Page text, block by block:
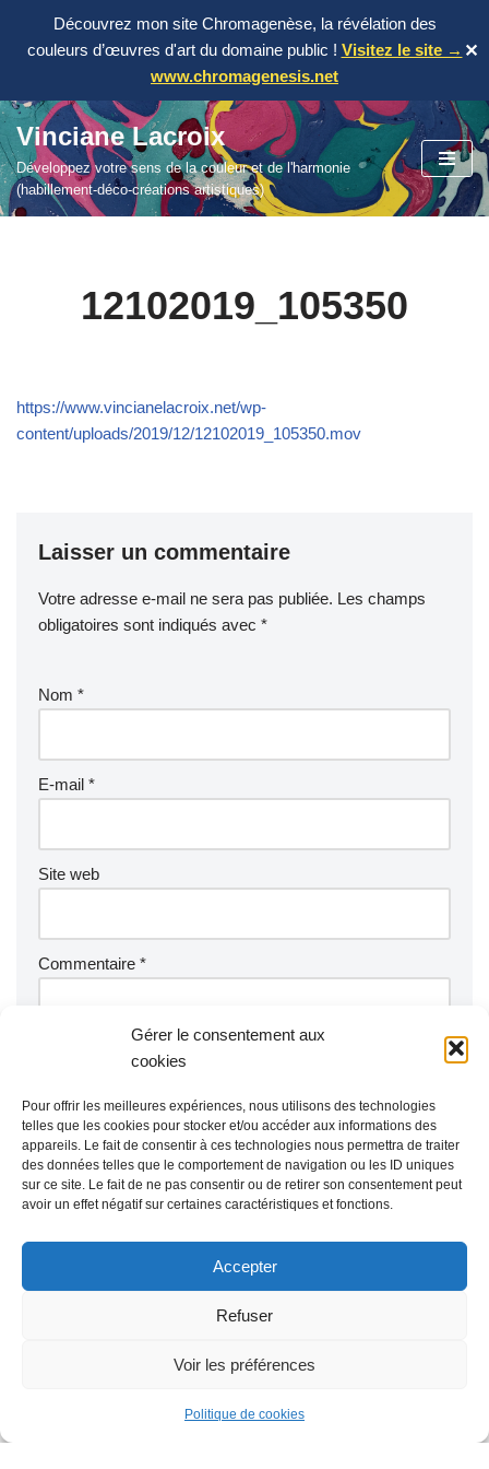
Gérer le consentement aux
cookies
Pour offrir les meilleures expériences, nous utilisons des technologies
telles que les cookies pour stocker et/ou accéder aux informations des
appareils. Le fait de consentir à ces technologies nous permettra de traiter
des données telles que le comportement de navigation ou les ID uniques
sur ce site. Le fait de ne pas consentir ou de retirer son consentement peut
avoir un effet négatif sur certaines caractéristiques et fonctions.
Accepter
Refuser
Voir les préférences
Politique de cookies
Découvrez mon site Chromagenèse, la révélation des
couleurs d’œuvres d'art du domaine public ! Visitez le site →
www.chromagenesis.net
✕
Aller
au
contenu
Vinciane Lacroix
Développez votre sens de la couleur et de l'harmonie
(habillement-déco-créations artistiques)
12102019_105350
https://www.vincianelacroix.net/wp-
content/uploads/2019/12/12102019_105350.mov
Laisser un commentaire
Votre adresse e-mail ne sera pas publiée. Les champs
obligatoires sont indiqués avec *
Nom *
E-mail *
Site web
Commentaire *